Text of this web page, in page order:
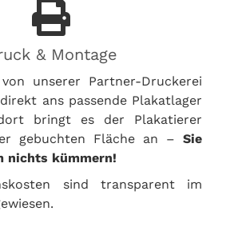
& Montage
unserer Partner-Druckerei
ans passende Plakatlager
bringt es der Plakatierer
gebuchten Fläche an – Sie
nichts kümmern!
sind transparent im